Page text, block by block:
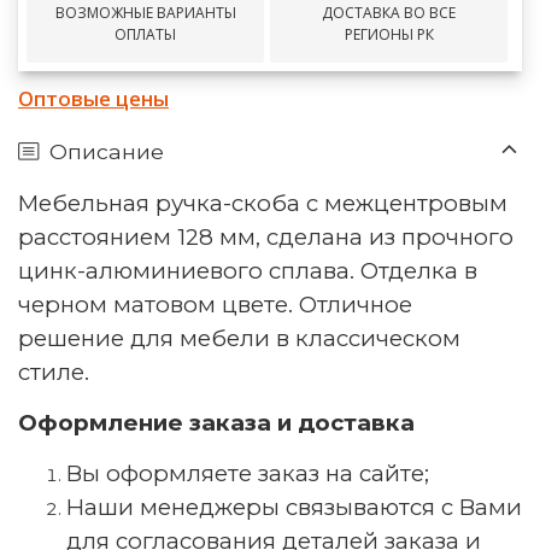
ВОЗМОЖНЫЕ ВАРИАНТЫ
ОПЛАТЫ
ДОСТАВКА ВО ВСЕ
РЕГИОНЫ РК
Оптовые цены
Описание
Мебельная ручка-скоба с межцентровым
расстоянием 128 мм, сделана из прочного
цинк-алюминиевого сплава. Отделка в
черном матовом цвете. Отличное
решение для мебели в классическом
стиле.
Оформление заказа и доставка
Вы оформляете заказ на сайте;
Наши менеджеры связываются с Вами
для согласования деталей заказа и